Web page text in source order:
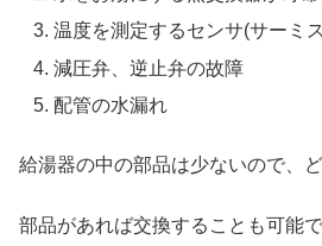
温度を測定するセンサ(サーミ
減圧弁、逆止弁の故障
配管の水漏れ
給湯器の中の部品は少ないので、
部品があれば交換することも可能で